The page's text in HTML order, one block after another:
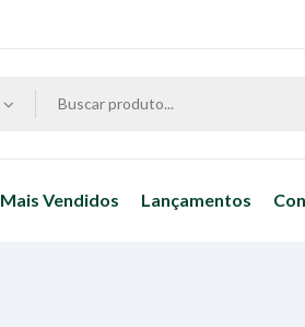
Mais Vendidos Lançamentos